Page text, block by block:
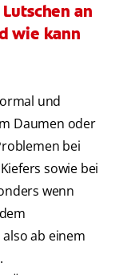
an
wie kann
und
Daumen oder
bei
sowie bei
wenn
ab einem